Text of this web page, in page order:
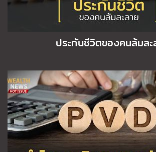
ประกันชีวิตของคนล้มละ